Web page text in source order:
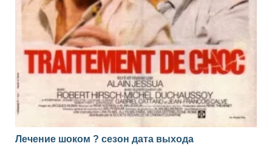
Лечение шоком ? сезон дата выхода